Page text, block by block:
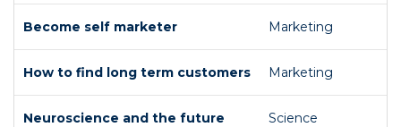
Become self marketer Marketing
How to find long term customers Marketing
Neuroscience and the future Science